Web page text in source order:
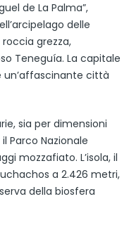
de La Palma”,
delle
grezza,
Teneguía. La capitale
un’affascinante città
sia per dimensioni
Parco Nazionale
mozzafiato. L’isola, il
a 2.426 metri,
della biosfera